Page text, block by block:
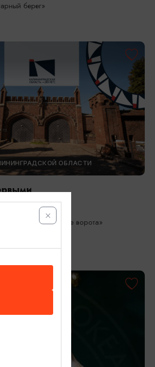
берег»
ОБЛАСТИ
«Фридландские ворота»